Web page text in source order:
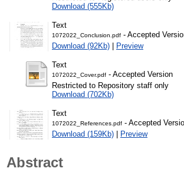
Download (555Kb)
Text
1072022_Conclusion.pdf - Accepted
Download (92Kb) | Preview
Text
1072022_Cover.pdf - Accepted Version
Restricted to Repository staff only
Download (702Kb)
Text
1072022_References.pdf - Accepted
Download (159Kb) | Preview
Abstract